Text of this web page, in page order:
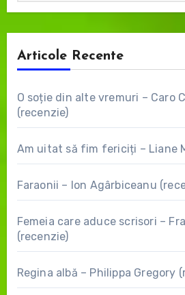
Articole Recente
O soție din alte vremuri – Caro
(recenzie)
Am uitat să fim fericiți – Liane
Faraonii – Ion Agârbiceanu
Femeia care aduce scrisori –
(recenzie)
Regina albă – Philippa Gregory